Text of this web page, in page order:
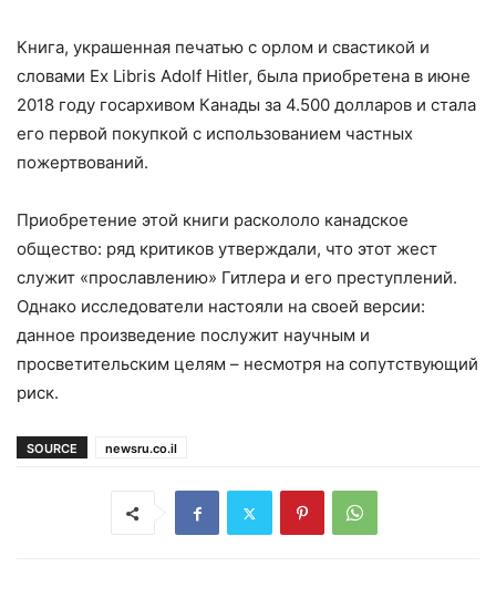
Книга, украшенная печатью с орлом и свастикой и
словами Ex Libris Adolf Hitler, была приобретена в июне
2018 году госархивом Канады за 4.500 долларов и стала
его первой покупкой с использованием частных
пожертвований.
Приобретение этой книги раскололо канадское
общество: ряд критиков утверждали, что этот жест
служит «прославлению» Гитлера и его преступлений.
Однако исследователи настояли на своей версии:
данное произведение послужит научным и
просветительским целям – несмотря на сопутствующий
риск.
SOURCE newsru.co.il